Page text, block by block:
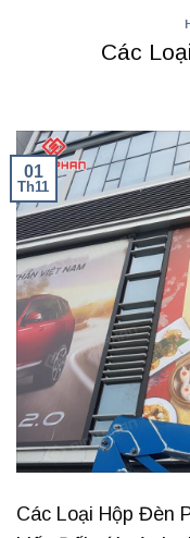
Các
01
Th11
Các Loại Hộp Đèn